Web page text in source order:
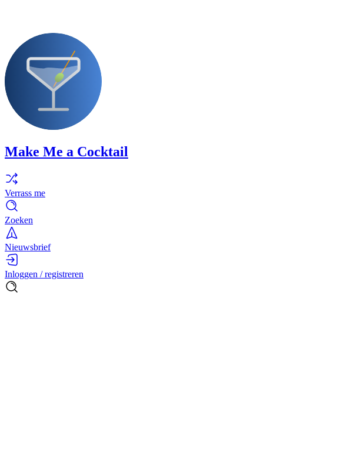
Make Me a Cocktail
Verrass me
Zoeken
Nieuwsbrief
Inloggen / registreren